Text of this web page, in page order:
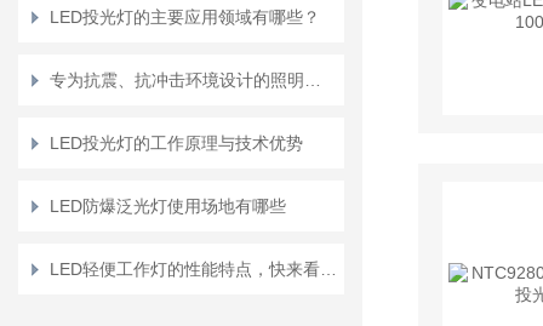
LED投光灯的主要应用领域有哪些？
LED投光灯的工作原理与技术优势
LED防爆泛光灯使用场地有哪些